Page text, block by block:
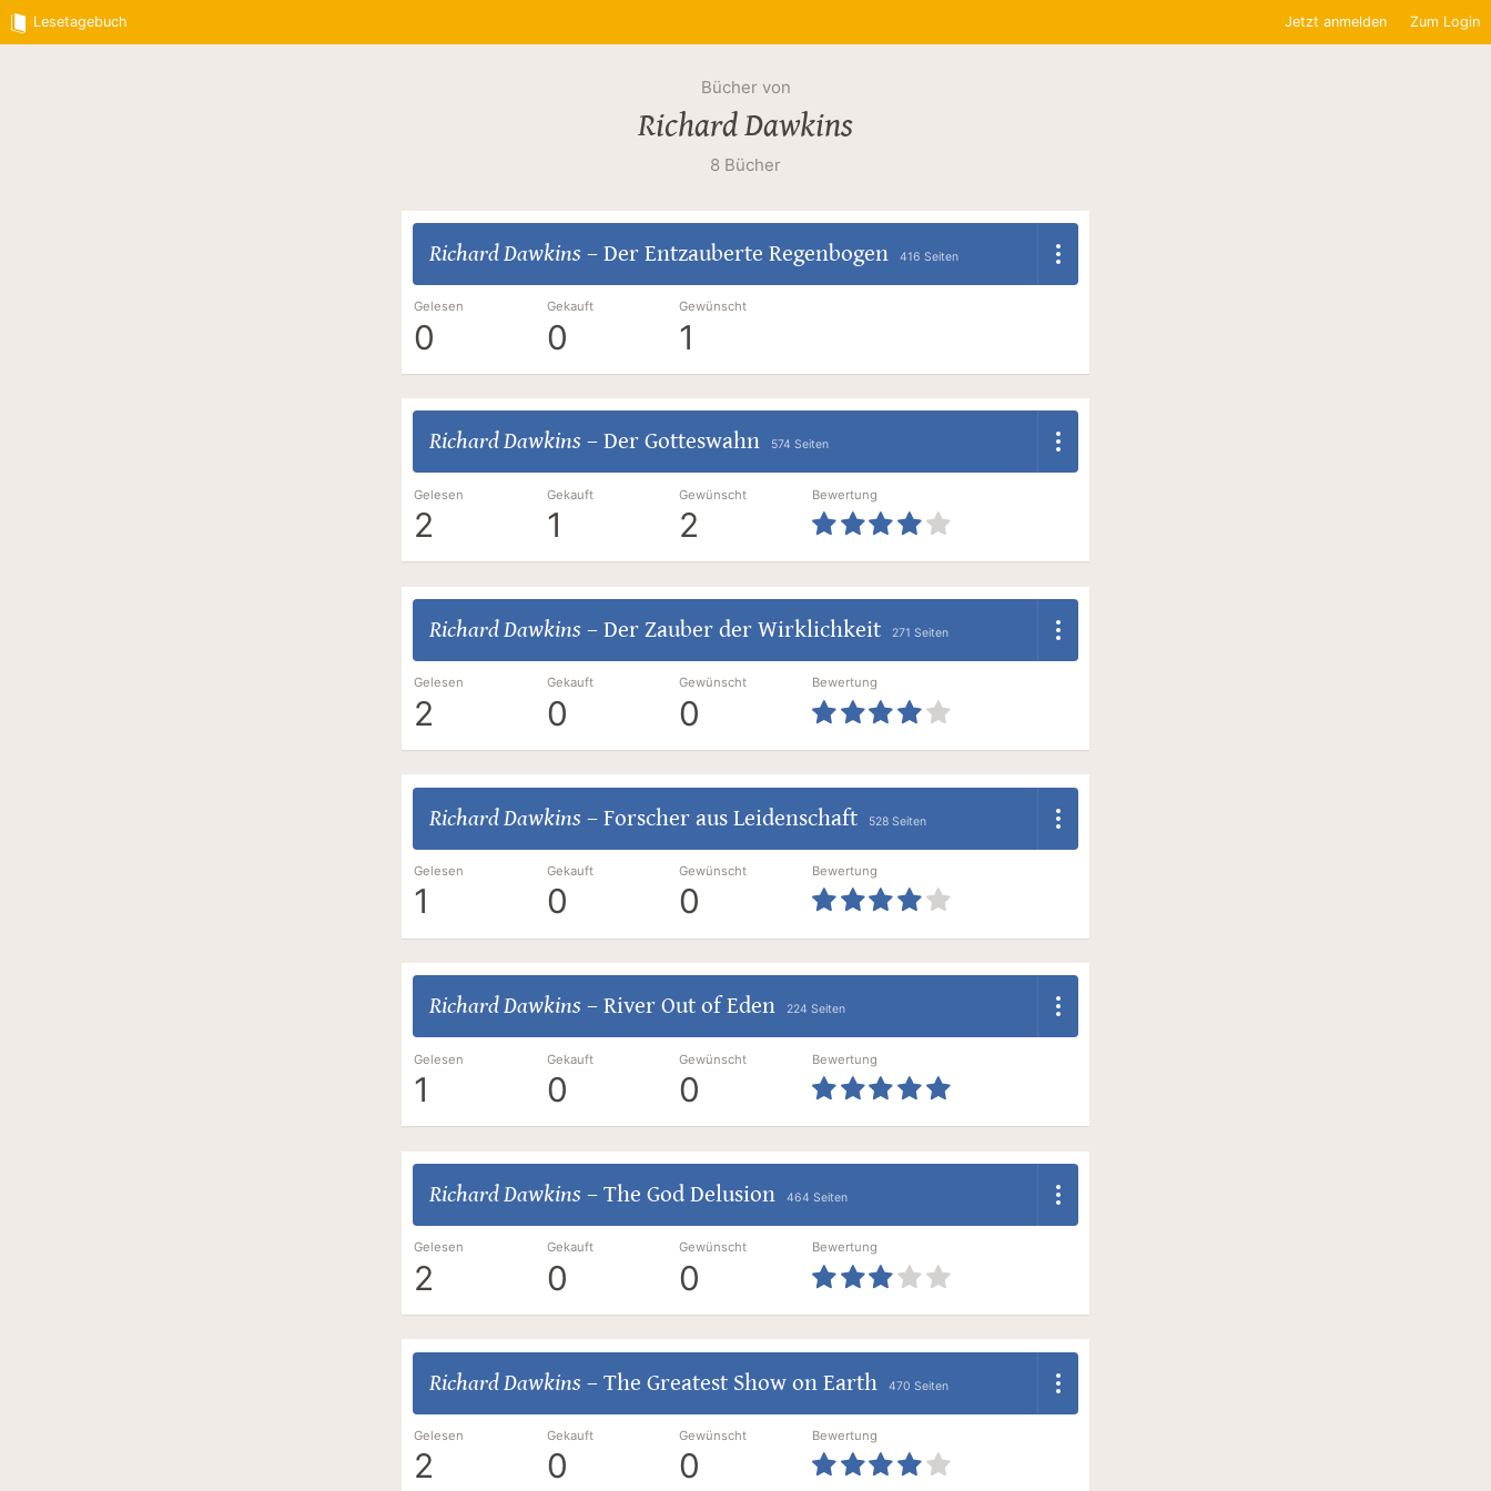
Lesetagebuch Jetzt anmelden Zum Login
Bücher von
Richard Dawkins
8 Bücher
Richard Dawkins – Der Entzauberte Regenbogen 416 Seiten
Gelesen
0
Gekauft
0
Gewünscht
1
Richard Dawkins – Der Gotteswahn 574 Seiten
Gelesen
2
Gekauft
1
Gewünscht
2
Bewertung
Richard Dawkins – Der Zauber der Wirklichkeit 271 Seiten
Gelesen
2
Gekauft
0
Gewünscht
0
Bewertung
Richard Dawkins – Forscher aus Leidenschaft 528 Seiten
Gelesen
1
Gekauft
0
Gewünscht
0
Bewertung
Richard Dawkins – River Out of Eden 224 Seiten
Gelesen
1
Gekauft
0
Gewünscht
0
Bewertung
Richard Dawkins – The God Delusion 464 Seiten
Gelesen
2
Gekauft
0
Gewünscht
0
Bewertung
Richard Dawkins – The Greatest Show on Earth 470 Seiten
Gelesen
2
Gekauft
0
Gewünscht
0
Bewertung